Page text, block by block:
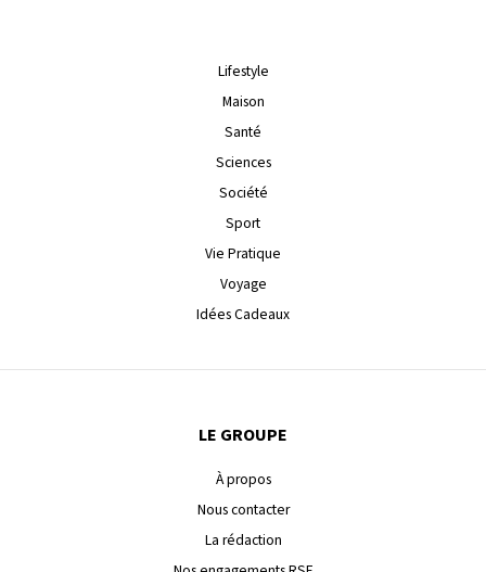
Lifestyle
Maison
Santé
Sciences
Société
Sport
Vie Pratique
Voyage
Idées Cadeaux
LE GROUPE
À propos
Nous contacter
La rédaction